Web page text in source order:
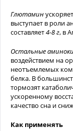
Глютамин
выступает в роли
составляет4-8 г, в
Остальные
воздействием на
неотъемлемых
белка. В
тормозят
ускоренному
качество сна и
Как применять